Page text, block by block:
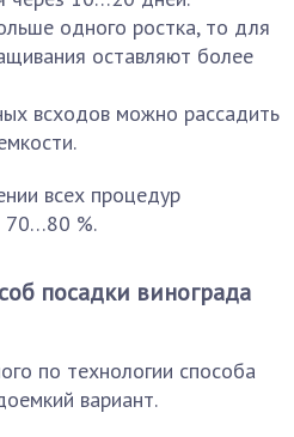
одного ростка, то для
оставляют более
всходов можно рассадить
всех процедур
70…80 %.
посадки винограда
по технологии способа
вариант.